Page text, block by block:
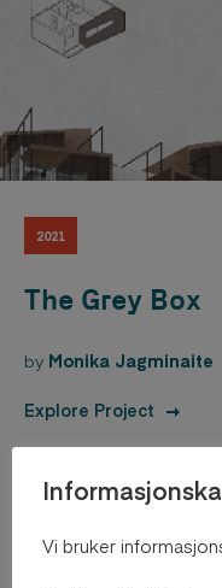
2021
The Grey Box
by Monika Jagminaite
Explore Project
Vi bruker